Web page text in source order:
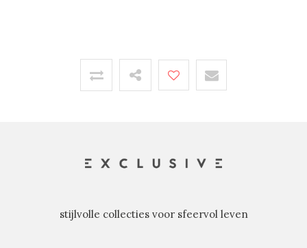
stijlvolle collecties voor sfeervol leven